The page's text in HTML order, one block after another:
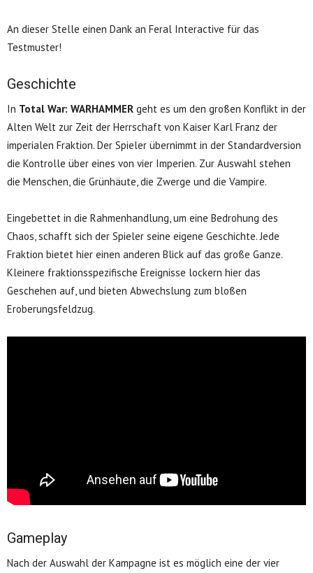
An dieser Stelle einen Dank an Feral Interactive für das
Testmuster!
Geschichte
In Total War: WARHAMMER geht es um den großen Konflikt in der
Alten Welt zur Zeit der Herrschaft von Kaiser Karl Franz der
imperialen Fraktion. Der Spieler übernimmt in der Standardversion
die Kontrolle über eines von vier Imperien. Zur Auswahl stehen
die Menschen, die Grünhäute, die Zwerge und die Vampire.
Eingebettet in die Rahmenhandlung, um eine Bedrohung des
Chaos, schafft sich der Spieler seine eigene Geschichte. Jede
Fraktion bietet hier einen anderen Blick auf das große Ganze.
Kleinere fraktionsspezifische Ereignisse lockern hier das
Geschehen auf, und bieten Abwechslung zum bloßen
Eroberungsfeldzug.
Gameplay
Nach der Auswahl der Kampagne ist es möglich eine der vier